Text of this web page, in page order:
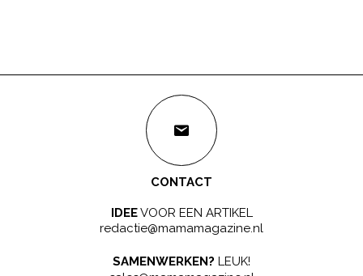
CONTACT
IDEEVOOR EEN ARTIKEL
redactie@mamamagazine.nl
SAMENWERKEN? LEUK!